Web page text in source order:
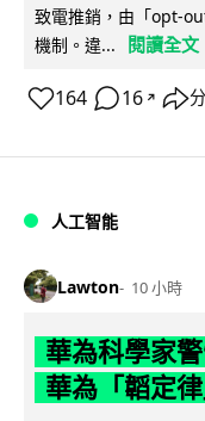
致電推銷，由「opt-
機制。違...
閱讀全文
164 16 ↗
人工智能
Lawton 10 小時
華為科學家
華為「韜定